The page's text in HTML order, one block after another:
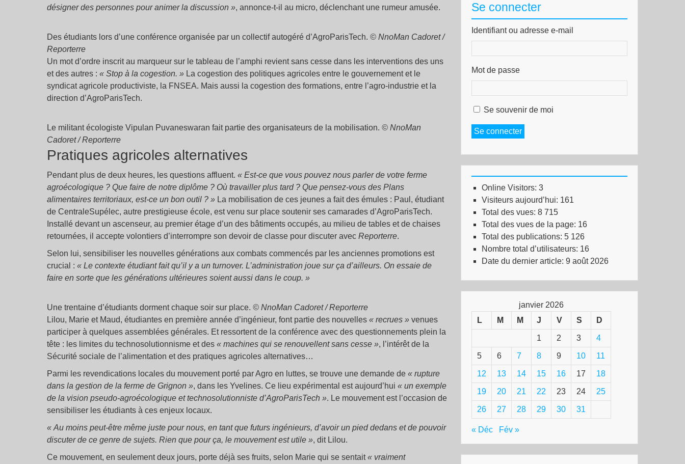
désigner des personnes pour animer la discussion », annonce-t-il au micro, déclenchant une rumeur amusée.
Des étudiants lors d’une conférence organisée par un collectif autogéré d’AgroParisTech. © NnoMan Cadoret /
Reporterre
Un mot d’ordre inscrit au marqueur sur le tableau de l’amphi revient sans cesse dans les interventions des uns
et des autres : « Stop à la cogestion. » La cogestion des politiques agricoles entre le gouvernement et le
syndicat agricole productiviste, la FNSEA. Mais aussi la cogestion des formations, entre l’agro-industrie et la
direction d’AgroParisTech.
Le militant écologiste Vipulan Puvaneswaran fait partie des organisateurs de la mobilisation. © NnoMan
Cadoret / Reporterre
Pratiques agricoles alternatives
Pendant plus de deux heures, les questions affluent. « Est-ce que vous pouvez nous parler de votre ferme
agroécologique ? Que faire de notre diplôme ? Où travailler plus tard ? Que pensez-vous des Plans
alimentaires territoriaux, est-ce un bon outil ? » La mobilisation de ces jeunes a fait des émules : Paul, étudiant
de CentraleSupélec, autre prestigieuse école, est venu sur place soutenir ses camarades d’AgroParisTech.
Installé devant un ascenseur, au premier étage d’un des bâtiments occupés, au milieu de tables et de chaises
retournées, il accepte volontiers d’interrompre son devoir de classe pour discuter avec Reporterre.
Selon lui, sensibiliser les nouvelles générations aux combats commencés par les anciennes promotions est
crucial : « Le contexte étudiant fait qu’il y a un turnover. L’administration joue sur ça d’ailleurs. On essaie de
faire en sorte que les générations ultérieures soient aussi dans le coup. »
Une trentaine d’étudiants dorment chaque soir sur place. © NnoMan Cadoret / Reporterre
Lilou, Marie et Maud, étudiantes en première année d’ingénieur, font partie des nouvelles « recrues » venues
participer à quelques assemblées générales. Et ressortent de la conférence avec des questionnements plein la
tête : les limites du technosolutionnisme et des « machines qui se renouvellent sans cesse », l’intérêt de la
Sécurité sociale de l’alimentation et des pratiques agricoles alternatives…
Parmi les revendications locales du mouvement porté par Agro en luttes, se trouve une demande de « rupture
dans la gestion de la ferme de Grignon », dans les Yvelines. Ce lieu expérimental est aujourd’hui « un exemple
de la vision pseudo-agroécologique et technosolutionniste d’AgroParisTech ». Le mouvement est l’occasion de
sensibiliser les étudiants à ces enjeux locaux.
« Au moins peut-être même juste pour nous, en tant que futurs ingénieurs, d’avoir un pied dedans et de pouvoir
discuter de ce genre de sujets. Rien que pour ça, le mouvement est utile », dit Lilou.
Ce mouvement, en seulement deux jours, porte déjà ses fruits, selon Marie qui se sentait« vraiment
Se connecter
Identifiant ou adresse e-mail
Mot de passe
Se souvenir de moi
Se connecter
Online Visitors: 3
Visiteurs aujourd’hui: 161
Total des vues: 8 715
Total des vues de la page: 16
Total des publications: 5 126
Nombre total d’utilisateurs: 16
Date du dernier article: 9 août 2026
janvier 2026
L
M M J V S D
1 2 3 4
5 6 7 8 9 10 11
12 13 14 15 16 17 18
19 20 21 22 23 24 25
26 27 28 29 30 31
« Déc Fév »